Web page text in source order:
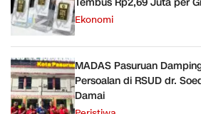
Ekonomi
MADAS Pasuruan
Persoalan di RSUD dr.
Damai